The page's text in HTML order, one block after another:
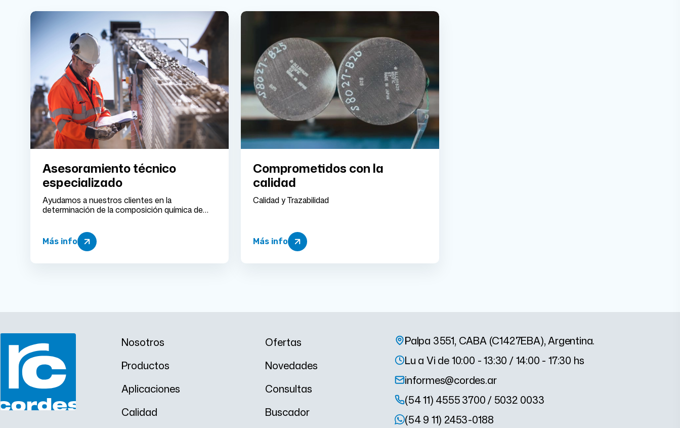
Asesoramiento técnico
especializado
Ayudamos a nuestros clientes en la
determinación de la composición química de
Más info
Comprometidos con la
calidad
Calidad y Trazabilidad
Más info
Nosotros
Ofertas
Productos
Novedades
Aplicaciones
Consultas
Calidad
Buscador
Palpa 3551, CABA (C1427EBA), Argentina.
Lu a Vi de 10:00 - 13:30 / 14:00 - 17:30 hs
informes@cordes.ar
(54 11) 4555 3700 / 5032 0033
(54 9 11) 2453-0188